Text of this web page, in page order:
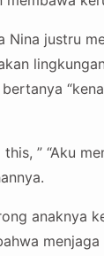
justru
” “Aku
anaknya